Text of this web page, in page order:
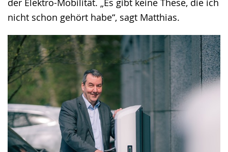
der Elektro-Mobilität. „Es gibt keine These, die ich
nicht schon gehört habe“, sagt Matthias.